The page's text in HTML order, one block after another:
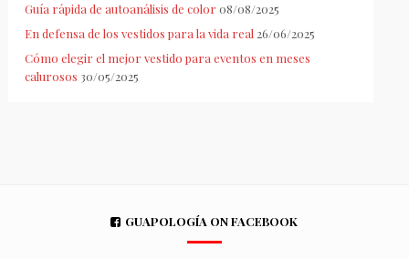
Guía rápida de autoanálisis de color 08/08/2025
En defensa de los vestidos para la vida real 26/06/2025
Cómo elegir el mejor vestido para eventos en meses
calurosos 30/05/2025
GUAPOLOGÍA ON FACEBOOK